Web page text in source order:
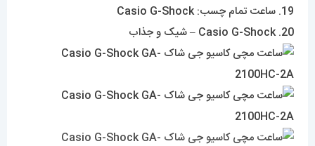
19. ساعت تمام چسب: Casio G-Shock
20. Casio G-Shock – شیک و جذاب